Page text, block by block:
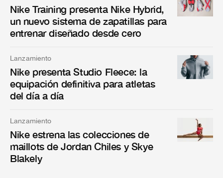
Nike Training presenta Nike Hybrid,
un nuevo sistema de zapatillas para
entrenar diseñado desde cero
Lanzamiento
Nike presenta Studio Fleece: la
equipación definitiva para atletas
del día a día
Lanzamiento
Nike estrena las colecciones de
maillots de Jordan Chiles y Skye
Blakely